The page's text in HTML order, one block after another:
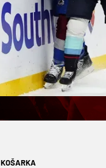
KOŠARKA